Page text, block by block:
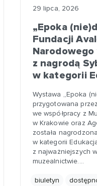
29 lipca, 2026
„Epoka
Fundacji
z nagrodą
w kategorii
Wystawa „Epoka
przygotowana
we współpracy z
w Krakowie oraz
została
w kategorii
z najważniejszych
muzealnictwie.…
biuletyn